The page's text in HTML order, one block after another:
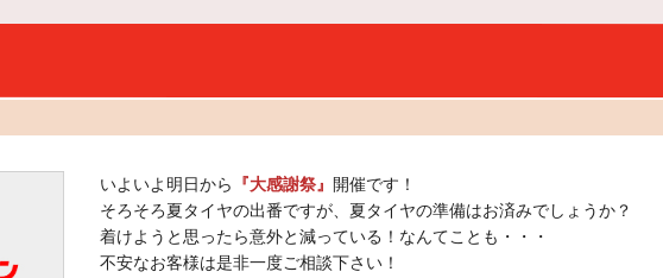
いよいよ明日から 『大感謝祭』 開催です！
そろそろ夏タイヤの出番ですが、夏タイヤの準備はお済みでしょうか？
着けようと思ったら意外と減っている！なんてことも・・・
不安なお客様は是非一度ご相談下さい！